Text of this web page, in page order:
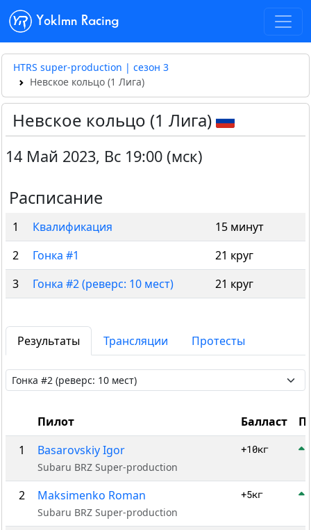
Yoklmn Racing
HTRS super-production | сезон 3
Невское кольцо (1 Лига)
Невское кольцо (1 Лига)
14 Май 2023, Вс 19:00 (мск)
Расписание
1 Квалификация
15 минут
2
Гонка #1
21 круг
3
Гонка #2 (реверс: 10 мест) 21 круг
Результаты Трансляции Протесты
Пилот Балласт
1
Basarovskiy Igor
Subaru BRZ Super-production
+10кг
2 Maksimenko Roman
Subaru BRZ Super-production
+5кг